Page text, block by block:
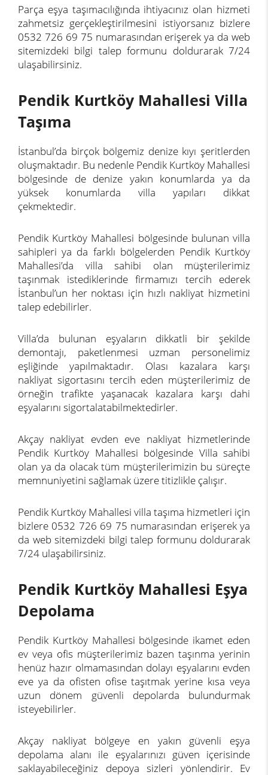
Parça eşya taşımacılığında ihtiyacınız olan hizmeti
zahmetsiz gerçekleştirilmesini istiyorsanız bizlere
0532 726 69 75 numarasından erişerek ya da web
sitemizdeki bilgi talep formunu doldurarak 7/24
ulaşabilirsiniz.
Pendik Kurtköy Mahallesi Villa
Taşıma
İstanbul’da birçok bölgemiz denize kıyı şeritlerden
oluşmaktadır. Bu nedenle Pendik Kurtköy Mahallesi
bölgesinde de denize yakın konumlarda ya da
yüksek konumlarda villa yapıları dikkat
çekmektedir.
Pendik Kurtköy Mahallesi bölgesinde bulunan villa
sahipleri ya da farklı bölgelerden Pendik Kurtköy
Mahallesi’da villa sahibi olan müşterilerimiz
taşınmak istediklerinde firmamızı tercih ederek
İstanbul’un her noktası için hızlı nakliyat hizmetini
talep edebilirler.
Villa’da bulunan eşyaların dikkatli bir şekilde
demontajı, paketlenmesi uzman personelimiz
eşliğinde yapılmaktadır. Olası kazalara karşı
nakliyat sigortasını tercih eden müşterilerimiz de
örneğin trafikte yaşanacak kazalara karşı dahi
eşyalarını sigortalatabilmektedirler.
Akçay nakliyat evden eve nakliyat hizmetlerinde
Pendik Kurtköy Mahallesi bölgesinde Villa sahibi
olan ya da olacak tüm müşterilerimizin bu süreçte
memnuniyetini sağlamak üzere titizlikle çalışır.
Pendik Kurtköy Mahallesi villa taşıma hizmetleri için
bizlere 0532 726 69 75 numarasından erişerek ya
da web sitemizdeki bilgi talep formunu doldurarak
7/24 ulaşabilirsiniz.
Pendik Kurtköy Mahallesi Eşya
Depolama
Pendik Kurtköy Mahallesi bölgesinde ikamet eden
ev veya ofis müşterilerimiz bazen taşınma yerinin
henüz hazır olmamasından dolayı eşyalarını evden
eve ya da ofisten ofise taşıtmak yerine kısa veya
uzun dönem güvenli depolarda bulundurmak
isteyebilirler.
Akçay nakliyat bölgeye en yakın güvenli eşya
depolama alanı ile eşyalarınızı güven içerisinde
saklayabileceğiniz depoya sizleri yönlendirir. Ev